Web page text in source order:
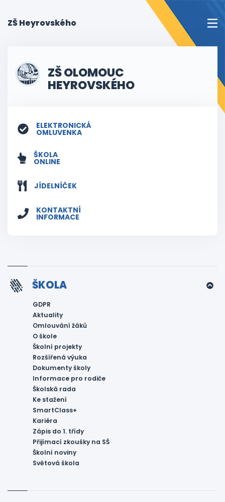
ZŠ Heyrovského
ZŠ OLOMOUC
HEYROVSKÉHO
ELEKTRONICKÁ
OMLUVENKA
ŠKOLA
ONLINE
JÍDELNÍČEK
KONTAKTNÍ
INFORMACE
ŠKOLA
GDPR
Aktuality
Omlouvání žáků
O škole
Školní projekty
Rozšířená výuka
Dokumenty školy
Informace pro rodiče
Školská rada
Ke stažení
SmartClass+
Kariéra
Zápis do 1. třídy
Přijímací zkoušky na SŠ
Školní noviny
Světová škola